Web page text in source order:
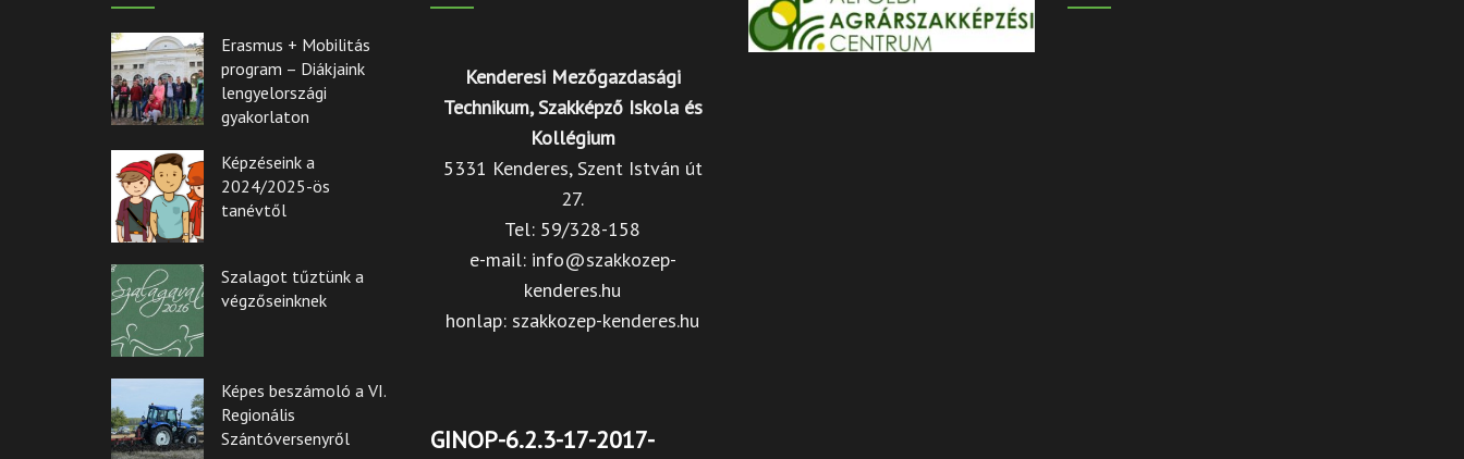
Erasmus + Mobilitás
program – Diákjaink
lengyelországi
gyakorlaton
Képzéseink a
2024/2025-ös
tanévtől
Szalagot tűztünk a
végzőseinknek
Képes beszámoló a VI.
Regionális
Szántóversenyről
Kenderesi Mezőgazdasági
Technikum, Szakképző Iskola és
Kollégium
5331 Kenderes, Szent István út
27.
Tel: 59/328-158
e-mail: info@szakkozep-
kenderes.hu
honlap: szakkozep-kenderes.hu
GINOP-6.2.3-17-2017-